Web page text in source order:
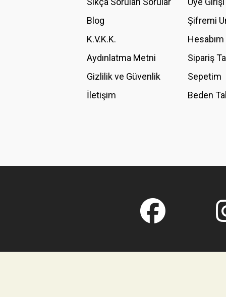
Ürün fiyatı diğer sitelerden daha pahalı.
Bu ürüne benzer farklı alternatifler olmalı.
Blog
K.V.K.K.
Aydınlatma Metni
Gizlilik ve Güvenlik
İletişim
Şifremi
Hesabım
Sipariş
Sepetim
Beden